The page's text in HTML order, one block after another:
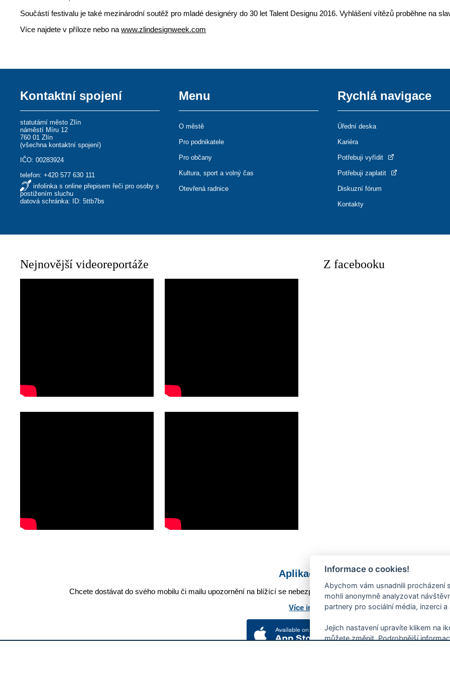
Součástí festivalu je také mezinárodní soutěž pro mladé designéry do 30 let Talent Designu 2016. Vyhlášení vítězů proběhne na
Více najdete v příloze nebo nawww.zlindesignweek.com
Kontaktní spojení
statutární město Zlín
náměstí Míru 12
760 01 Zlín
(všechna kontaktní spojení)
IČO: 00283924
telefon:+420 577 630 111
infolinka s online přepisem řeči pro osoby s
postižením sluchu
datová schránka: ID: 5ttb7bs
Menu
O městě
Pro podnikatele
Pro občany
Kultura, sport a volný čas
Otevřená radnice
Rychlá navigace
Úřední deska
Kariéra
Potřebuji vyřídit
Potřebuji zaplatit
Diskuzní fórum
Kontakty
Nejnovější videoreportáže Z facebooku
Aplikace Mobilní rozhlas
Chcete dostávat do svého mobilu či mailu upozornění na blížící se nebezpečí, odstávky, poruchy a výpadky
Více informací o aplikaci
Informace o cookies!
Abychom vám usnadnili procházení
mohli anonymně analyzovat
partnery pro sociální média, inzerci a
Jejich nastavení upravíte klikem na
můžete změnit. Podrobnější